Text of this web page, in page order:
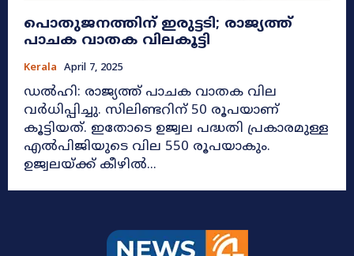
പൊതുജനത്തിന് ഇരുട്ടടി; രാജ്യത്ത്
പാചക വാതക വിലകൂട്ടി
Kerala April 7, 2025
ഡൽഹി: രാജ്യത്ത് പാചക വാതക വില
വർധിപ്പിച്ചു. സിലിണ്ടറിന് 50 രൂപയാണ്
കൂട്ടിയത്. ഇതോടെ ഉജ്വല പദ്ധതി പ്രകാരമുള്ള
എൽപിജിയുടെ വില 550 രൂപയാകും.
ഉജ്വലയ്ക്ക് കീഴിൽ...